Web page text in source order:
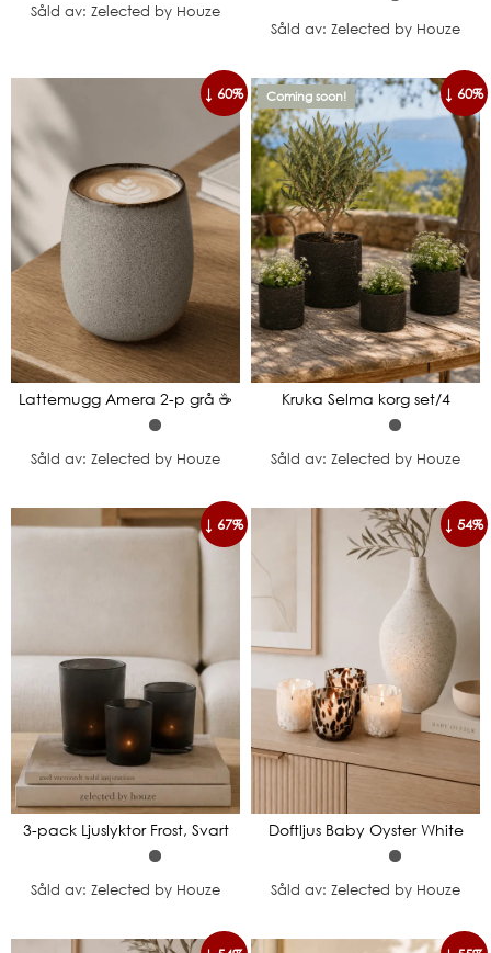
Såld av: Zelected by Houze
Såld av: Zelected by Houze
↓ 60%
Lattemugg Amera 2-p grå ☕️
Såld av: Zelected by Houze
Coming soon! ↓ 60%
Kruka Selma korg set/4
Såld av: Zelected by Houze
↓ 67%
3-pack Ljuslyktor Frost, Svart
Såld av: Zelected by Houze
↓ 54%
Doftljus Baby Oyster White
Såld av: Zelected by Houze